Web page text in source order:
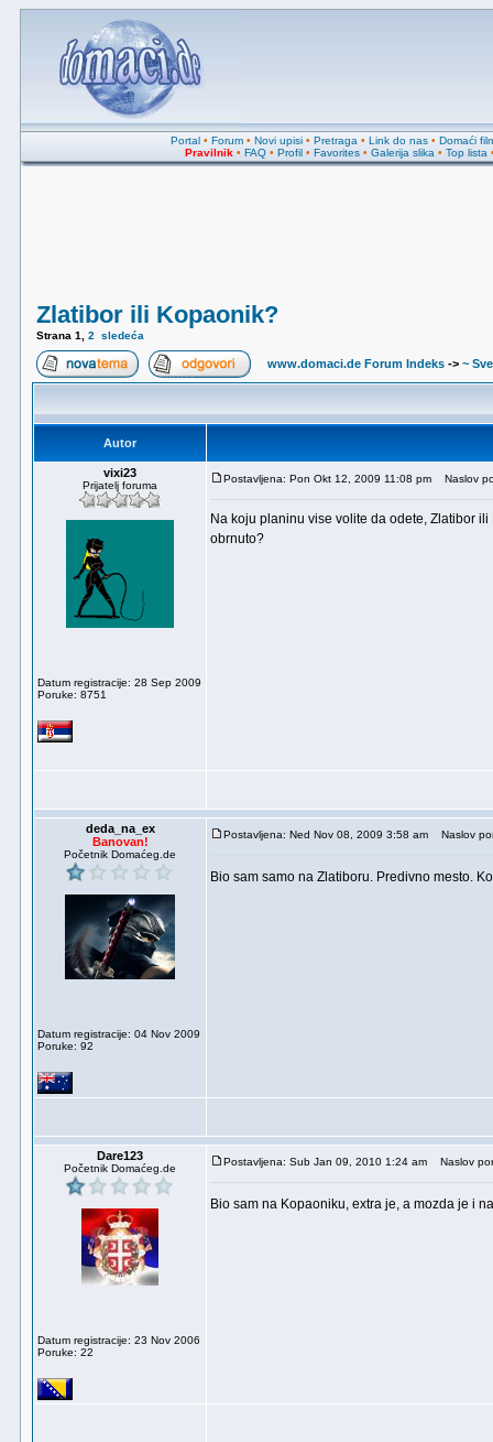
Portal• Forum• Novi upisi• Pretraga • Link do nas• Domaći
Pravilnik • FAQ • Profil • Favorites • Galerija slika • Top lista
Zlatibor ili Kopaonik?
Strana 1 2 sledeća
www.domaci.de Forum Indeks -> ~
Autor
vixi23
Prijatelj foruma
Datum registracije: 28 Sep 2009
Poruke: 8751
Postavljena: Pon Okt 12, 2009 11:08 pm Naslov
Na koju planinu vise volite da odete, Zlatibor
obrnuto?
deda_na_ex
Banovan!
Početnik Domaćeg.de
Datum registracije: 04 Nov 2009
Poruke: 92
Postavljena: Ned Nov 08, 2009 3:58 am Naslov
Bio sam samo na Zlatiboru. Predivno mesto.
Dare123
Početnik Domaćeg.de
Datum registracije: 23 Nov 2006
Poruke: 22
Postavljena: Sub Jan 09, 2010 1:24 am Naslov
Bio sam na Kopaoniku, extra je, a mozda je i